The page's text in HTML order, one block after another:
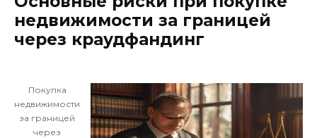
недвижимости за границей
через краудфандинг
Покупка
недвижимости
за границей
через